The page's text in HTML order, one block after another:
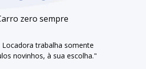
zero sempre
Locadora trabalha somente
novinhos, à sua escolha."